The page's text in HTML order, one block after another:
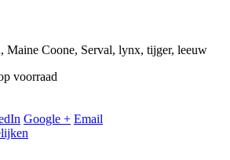
Maine Coone, Serval, lynx, tijger, leeuw
voorraad
Google + Email